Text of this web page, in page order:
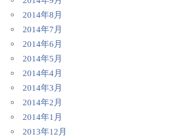
2014年8月
2014年7月
2014年6月
2014年5月
2014年4月
2014年3月
2014年2月
2014年1月
2013年12月